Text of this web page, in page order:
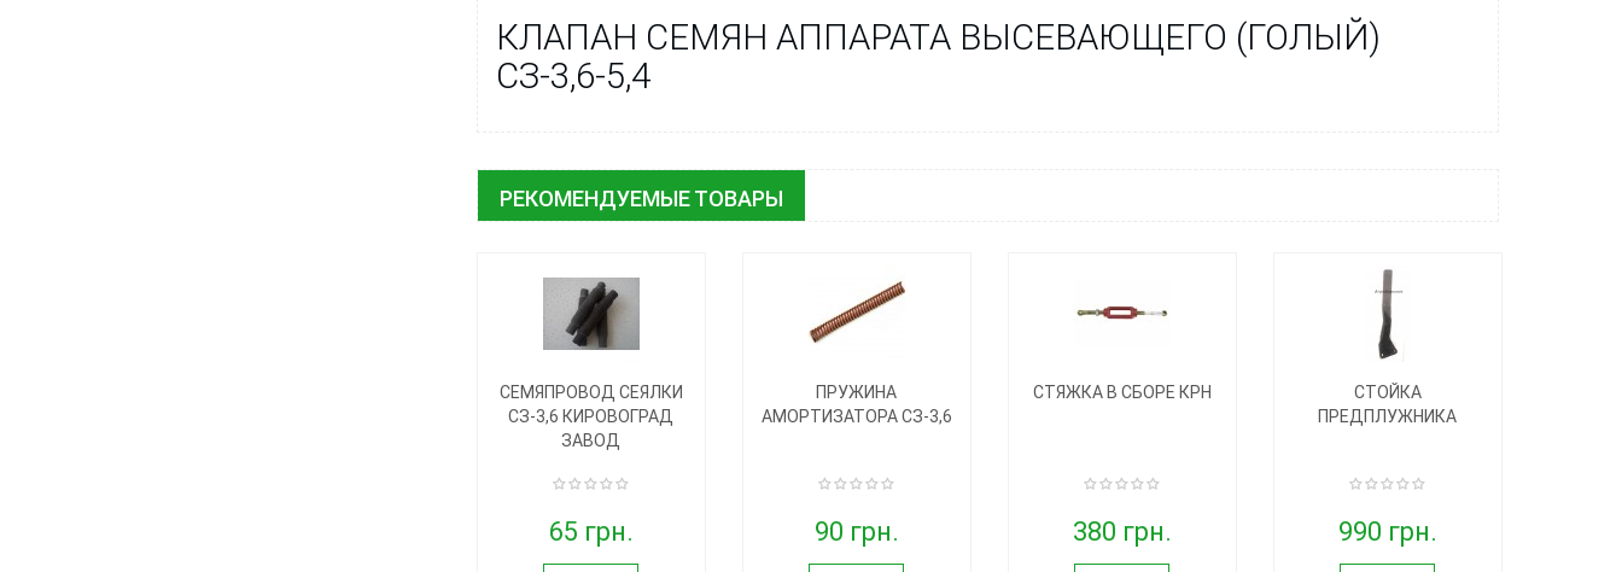
КЛАПАН СЕМЯН АППАРАТА ВЫСЕВАЮЩЕГО (ГОЛЫЙ)
СЗ-3,6-5,4
РЕКОМЕНДУЕМЫЕ ТОВАРЫ
СЕМЯПРОВОД СЕЯЛКИ
СЗ-3,6 КИРОВОГРАД
ЗАВОД
65 грн.
ПРУЖИНА
АМОРТИЗАТОРА СЗ-3,6
90 грн.
СТЯЖКА В СБОРЕ КРН
380 грн.
СТОЙКА
ПРЕДПЛУЖНИКА
990 грн.